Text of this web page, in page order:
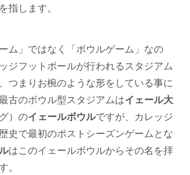
指します。
ム」ではなく「ボウルゲーム」なの
ジフットボールが行われるスタジアム
つまりお椀のような形をしている事に
古のボウル型スタジアムはイェール大
）のイェールボウルですが、カレッジ
史で最初のポストシーズンゲームとな
はこのイェールボウルからその名を拝
。